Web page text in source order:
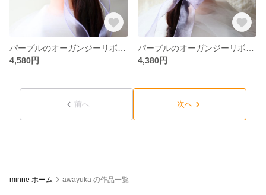
4,580円
4,380円
前へ 次へ
minne ホーム awayuka の作品一覧